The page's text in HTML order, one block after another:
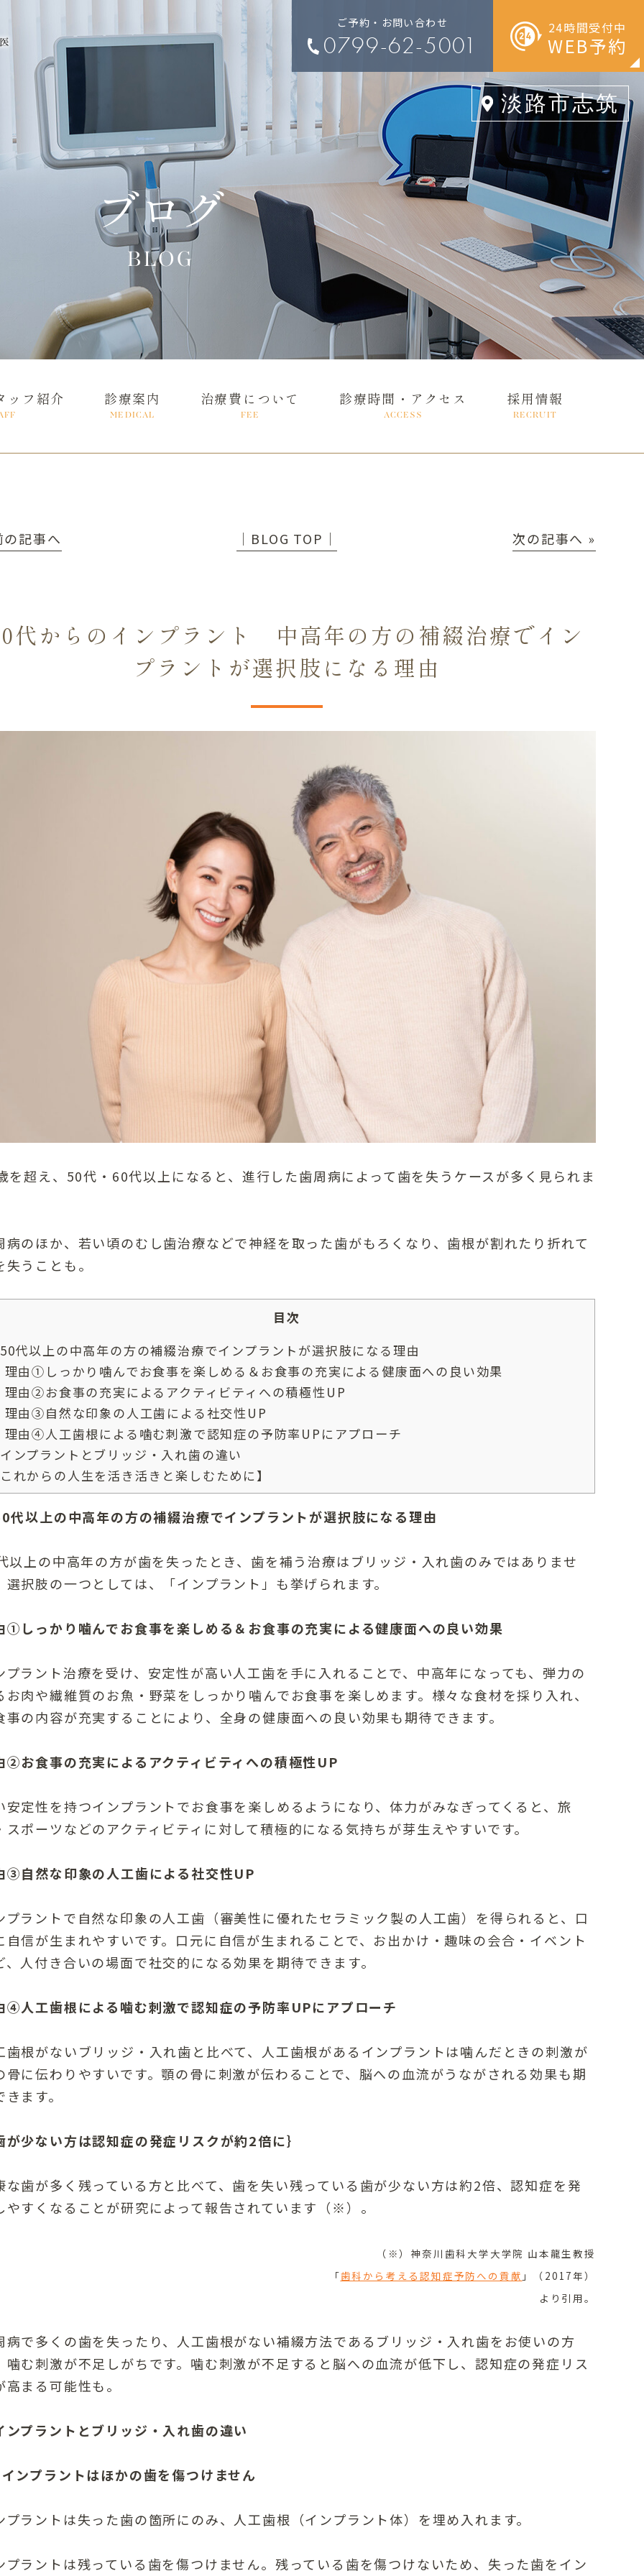
淡路市志筑
ご予約・お問い合わせ
0799-62-5001
24時間受付中
WEB予約
ブログ
BLOG
ッフ紹介 診療案内
MEDICAL
治療費について
FEE
診療時間・アクセス
ACCESS
採用情報
RECRUIT
の記事へ │BLOG TOP│ 次の記事へ »
代からのインプラント 中高年の方の補綴治療でイン
プラントが選択肢になる理由
を超え、50代・60代以上になると、進行した歯周病によって歯を失うケースが多く見られま
病のほか、若い頃のむし歯治療などで神経を取った歯がもろくなり、歯根が割れたり折れて
失うことも。
目次
代以上の中高年の方の補綴治療でインプラントが選択肢になる理由
理由①しっかり噛んでお食事を楽しめる＆お食事の充実による健康面への良い効果
理由②お食事の充実によるアクティビティへの積極性UP
理由③自然な印象の人工歯による社交性UP
理由④人工歯根による噛む刺激で認知症の予防率UPにアプローチ
ンプラントとブリッジ・入れ歯の違い
これからの人生を活き活きと楽しむために】
以上の中高年の方の補綴治療でインプラントが選択肢になる理由
以上の中高年の方が歯を失ったとき、歯を補う治療はブリッジ・入れ歯のみではありませ
選択肢の一つとしては、「インプラント」も挙げられます。
①しっかり噛んでお食事を楽しめる＆お食事の充実による健康面への良い効果
プラント治療を受け、安定性が高い人工歯を手に入れることで、中高年になっても、弾力の
お肉や繊維質のお魚・野菜をしっかり噛んでお食事を楽しめます。様々な食材を採り入れ、
事の内容が充実することにより、全身の健康面への良い効果も期待できます。
②お食事の充実によるアクティビティへの積極性UP
安定性を持つインプラントでお食事を楽しめるようになり、体力がみなぎってくると、旅
スポーツなどのアクティビティに対して積極的になる気持ちが芽生えやすいです。
③自然な印象の人工歯による社交性UP
プラントで自然な印象の人工歯（審美性に優れたセラミック製の人工歯）を得られると、口
自信が生まれやすいです。口元に自信が生まれることで、お出かけ・趣味の会合・イベント
、人付き合いの場面で社交的になる効果を期待できます。
④人工歯根による噛む刺激で認知症の予防率UPにアプローチ
歯根がないブリッジ・入れ歯と比べて、人工歯根があるインプラントは噛んだときの刺激が
骨に伝わりやすいです。顎の骨に刺激が伝わることで、脳への血流がうながされる効果も期
ます。
が少ない方は認知症の発症リスクが約2倍に｝
な歯が多く残っている方と比べて、歯を失い残っている歯が少ない方は約2倍、認知症を発
やすくなることが研究によって報告されています（※）。
（※）神奈川歯科大学大学院 山本龍生教授
「歯科から考える認知症予防への貢献 」（2017年）
より引用。
病で多くの歯を失ったり、人工歯根がない補綴方法であるブリッジ・入れ歯をお使いの方
噛む刺激が不足しがちです。噛む刺激が不足すると脳への血流が低下し、認知症の発症リス
高まる可能性も。
プラントとブリッジ・入れ歯の違い
ンプラントはほかの歯を傷つけません
プラントは失った歯の箇所にのみ、人工歯根（インプラント体）を埋め入れます。
プラントは残っている歯を傷つけません。残っている歯を傷つけないため、失った歯をイン